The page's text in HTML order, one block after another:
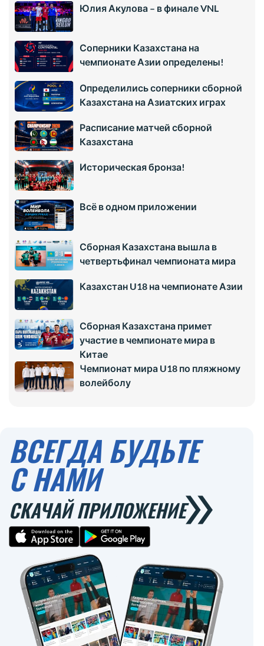
Юлия Акулова – в финале VNL
Соперники Казахстана на
чемпионате Азии определены!
Определились соперники сборной
Казахстана на Азиатских играх
Расписание матчей сборной
Казахстана
Историческая бронза!
Всё в одном приложении
Сборная Казахстана вышла в
четвертьфинал чемпионата мира
Казахстан U18 на чемпионате Азии
Сборная Казахстана примет
участие в чемпионате мира в
Китае
Чемпионат мира U18 по пляжному
волейболу
ВСЕГДА БУДЬТЕ
С НАМИ
СКАЧАЙ ПРИЛОЖЕНИЕ